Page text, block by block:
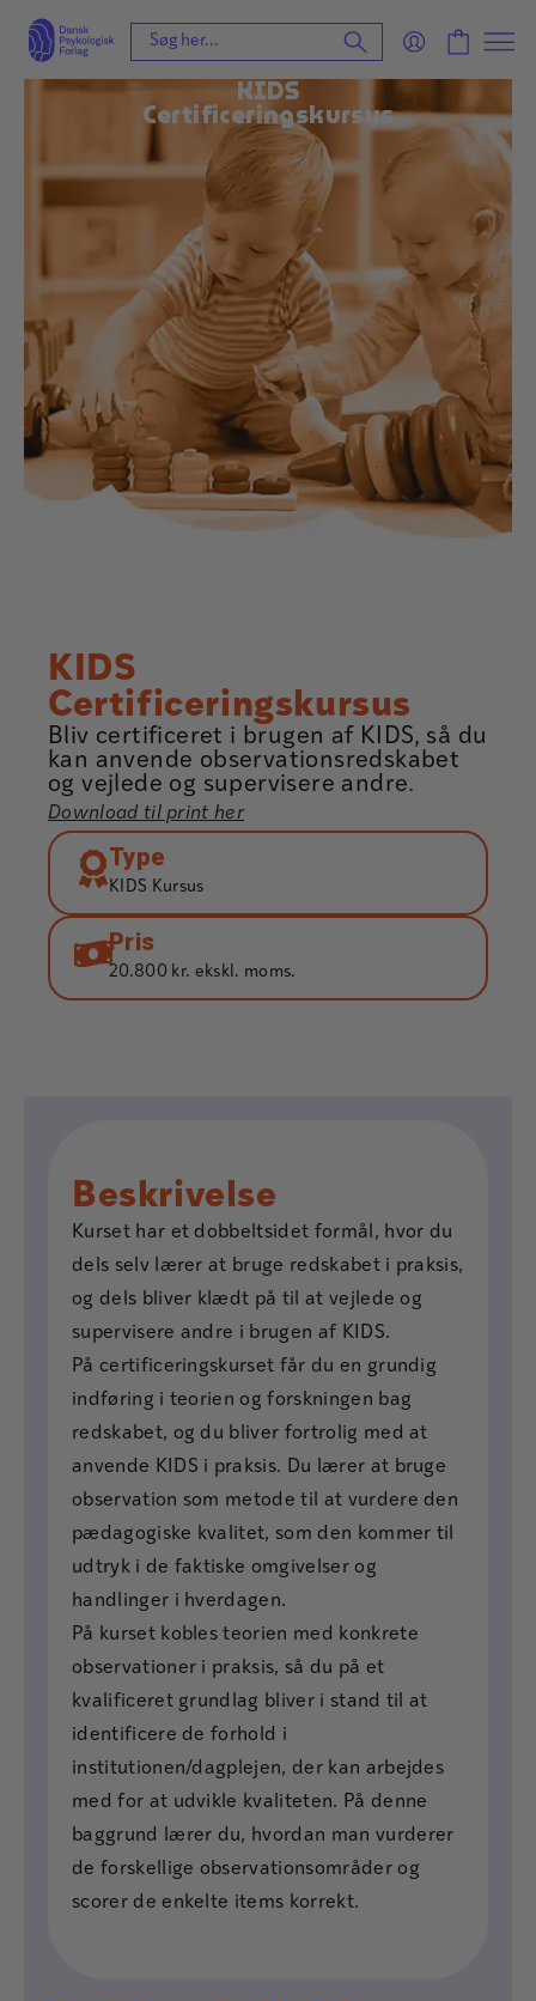
KIDS
Certificeringskursus
Type
KIDS Kursus
Pris
20.800 kr. ekskl. moms.
KIDS
Certificeringskursus
Bliv certificeret i brugen af KIDS, så du
kan anvende observationsredskabet
og vejlede og supervisere andre.
Download til print her
Beskrivelse
Kurset har et dobbeltsidet formål, hvor du
dels selv lærer at bruge redskabet i praksis,
og dels bliver klædt på til at vejlede og
supervisere andre i brugen af KIDS.
På certificeringskurset får du en grundig
indføring i teorien og forskningen bag
redskabet, og du bliver fortrolig med at
anvende KIDS i praksis. Du lærer at bruge
observation som metode til at vurdere den
pædagogiske kvalitet, som den kommer til
udtryk i de faktiske omgivelser og
handlinger i hverdagen.
På kurset kobles teorien med konkrete
observationer i praksis, så du på et
kvalificeret grundlag bliver i stand til at
identificere de forhold i
institutionen/dagplejen, der kan arbejdes
med for at udvikle kvaliteten. På denne
baggrund lærer du, hvordan man vurderer
de forskellige observationsområder og
scorer de enkelte items korrekt.